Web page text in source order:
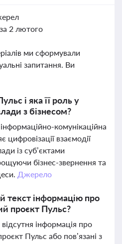
2 лютого
ми сформували
запитання. Ви
і яка її роль у
з бізнесом?
комунікаційна
взаємодії
із суб’єктами
бізнес-звернення та
Джерело
текст інформацію про
проєкт Пульс?
інформація про
Пульс або пов’язані з